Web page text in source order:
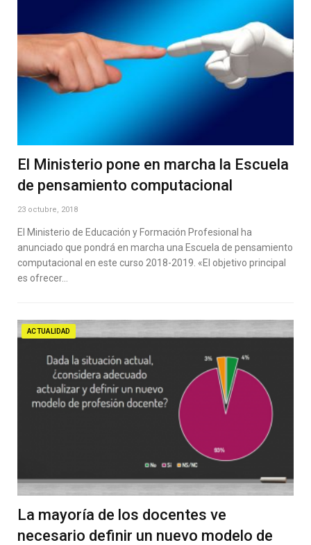
El Ministerio pone en marcha la Escuela
de pensamiento computacional
23 octubre, 2018
El Ministerio de Educación y Formación Profesional ha
anunciado que pondrá en marcha una Escuela de pensamiento
computacional en este curso 2018-2019. «El objetivo principal
es ofrecer…
ACTUALIDAD
La mayoría de los docentes ve
necesario definir un nuevo modelo de